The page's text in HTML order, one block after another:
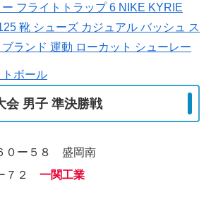
フライトトラップ 6 NIKE KYRIE
靴 シューズ カジュアル バッシュ ス
ブランド 運動 ローカット シューレー
ボール
会 男子 準決勝戦
０ー５８ 盛岡南
７２一関工業